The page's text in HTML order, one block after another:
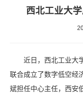
西北工业大
近日，西北工业大
联合成立了数字低空经
斌担任中心主任，西安